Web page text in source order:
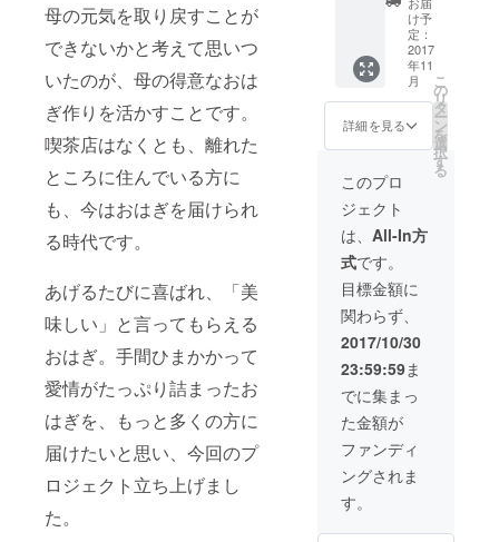
母の元気を取り戻すことが
できないかと考えて思いつ
いたのが、母の得意なおは
ぎ作りを活かすことです。
喫茶店はなくとも、離れた
ところに住んでいる方に
も、今はおはぎを届けられ
る時代です。
あげるたびに喜ばれ、「美
味しい」と言ってもらえる
おはぎ。手間ひまかかって
愛情がたっぷり詰まったお
はぎを、もっと多くの方に
届けたいと思い、今回のプ
ロジェクト立ち上げまし
た。
れかの
日にち
を選ん
で、コ
メント
欄に添
えてく
見の
MITTS
COFFE
STAND
さんで
生おは
ぎ箱2箱
(あずき
ときな
粉)＋試
食おは
ぎ2種
※1ドリ
ンクの
ご注文
をお願
いしま
す。
※MITTS
COFFE
E
STAND
さんで
のリ
ターン
につい
11月24
け予
定：
2017
年11
月
詳細を見る
こ
の
リ
タ
ー
ン
を
選
択
す
る
このプロ
ジェクト
は、 All-In方
式です。
目標金額に
関わらず、
2017/10/30
23:59:59ま
でに集まっ
た金額が
ファンディ
ングされま
す。